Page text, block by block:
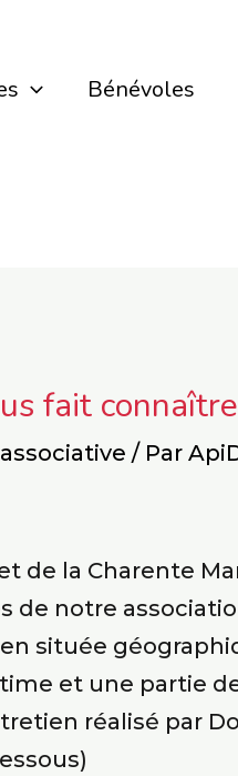
Bénévoles
fait connaître
/ Par
de la Charente
de notre
située
et une partie
réalisé par